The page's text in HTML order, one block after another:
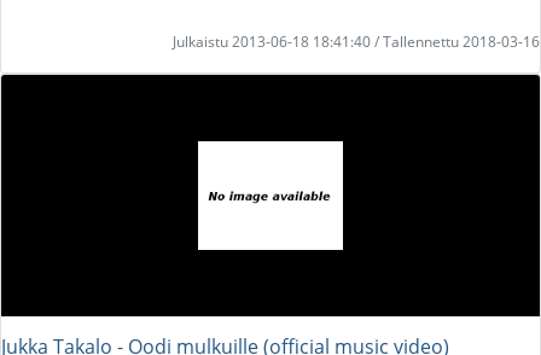
Julkaistu 2013-06-18 18:41:40 / Tallennettu 2018-03-16
Jukka Takalo - Oodi mulkuille (official music video)